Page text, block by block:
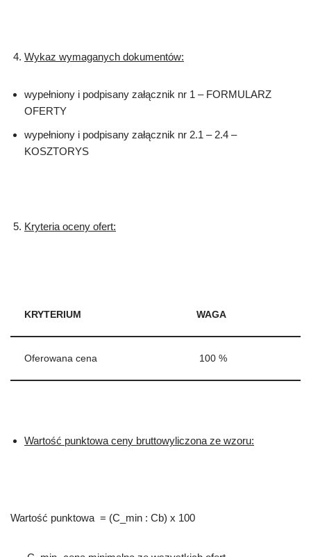
Wykaz wymaganych dokumentów:
wypełniony i podpisany załącznik nr 1 – FORMULARZ
OFERTY
wypełniony i podpisany załącznik nr 2.1 – 2.4 –
KOSZTORYS
Kryteria oceny ofert:
KRYTERIUM WAGA
Oferowana cena 100 %
Wartość punktowa ceny bruttowyliczona ze wzoru:
Wartość punktowa = (C_min : Cb) x 100